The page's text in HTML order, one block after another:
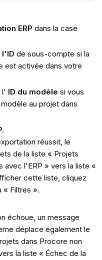
ERP dans la case
l'ID de sous-compte si la
est activée dans votre
l' ID du modèle si vous
au projet dans
réussit, le
de la liste « Projets
avec l'ERP » vers la liste «
cette liste, cliquez
« Filtres ».
échoue, un message
déplace également le
dans Procore non
la liste « Échec de la